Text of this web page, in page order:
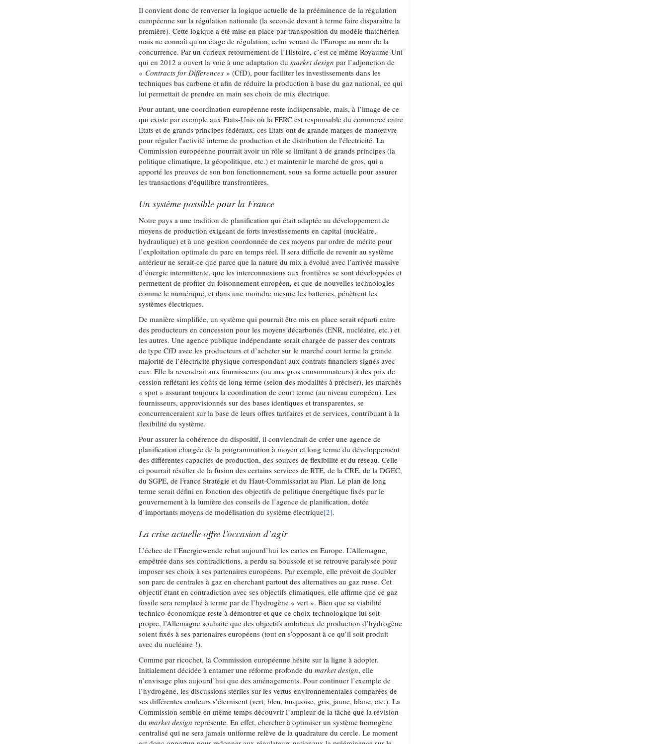
Il convient donc de renverser la logique actuelle de la prééminence de la régulation
européenne sur la régulation nationale (la seconde devant à terme faire disparaître la
première). Cette logique a été mise en place par transposition du modèle thatchérien
mais ne connaît qu'un étage de régulation, celui venant de l'Europe au nom de la
concurrence. Par un curieux retournement de l’Histoire, c’est ce même Royaume-Uni
qui en 2012 a ouvert la voie à une adaptation dumarket design par l’adjonction de
« Contracts for Differences » (CfD), pour faciliter les investissements dans les
techniques bas carbone et afin de réduire la production à base du gaz national, ce qui
lui permettait de prendre en main ses choix de mix électrique.
Pour autant, une coordination européenne reste indispensable, mais, à l’image de ce
qui existe par exemple aux Etats-Unis où la FERC est responsable du commerce entre
Etats et de grands principes fédéraux, ces Etats ont de grande marges de manœuvre
pour réguler l'activité interne de production et de distribution de l'électricité. La
Commission européenne pourrait avoir un rôle se limitant à de grands principes (la
politique climatique, la géopolitique, etc.) et maintenir le marché de gros, qui a
apporté les preuves de son bon fonctionnement, sous sa forme actuelle pour assurer
les transactions d'équilibre transfrontières.
Un système possible pour la France
Notre pays a une tradition de planification qui était adaptée au développement de
moyens de production exigeant de forts investissements en capital (nucléaire,
hydraulique) et à une gestion coordonnée de ces moyens par ordre de mérite pour
l’exploitation optimale du parc en temps réel. Il sera difficile de revenir au système
antérieur ne serait-ce que parce que la nature du mix a évolué avec l’arrivée massive
d’énergie intermittente, que les interconnexions aux frontières se sont développées et
permettent de profiter du foisonnement européen, et que de nouvelles technologies
comme le numérique, et dans une moindre mesure les batteries, pénètrent les
systèmes électriques.
De manière simplifiée, un système qui pourrait être mis en place serait réparti entre
des producteurs en concession pour les moyens décarbonés (ENR, nucléaire, etc.) et
les autres. Une agence publique indépendante serait chargée de passer des contrats
de type CfD avec les producteurs et d’acheter sur le marché court terme la grande
majorité de l’électricité physique correspondant aux contrats financiers signés avec
eux. Elle la revendrait aux fournisseurs (ou aux gros consommateurs) à des prix de
cession reflétant les coûts de long terme (selon des modalités à préciser), les marchés
« spot » assurant toujours la coordination de court terme (au niveau européen). Les
fournisseurs, approvisionnés sur des bases identiques et transparentes, se
concurrenceraient sur la base de leurs offres tarifaires et de services, contribuant à la
flexibilité du système.
Pour assurer la cohérence du dispositif, il conviendrait de créer une agence de
planification chargée de la programmation à moyen et long terme du développement
des différentes capacités de production, des sources de flexibilité et du réseau. Celle-
ci pourrait résulter de la fusion des certains services de RTE, de la CRE, de la DGEC,
du SGPE, de France Stratégie et du Haut-Commissariat au Plan. Le plan de long
terme serait défini en fonction des objectifs de politique énergétique fixés par le
gouvernement à la lumière des conseils de l’agence de planification, dotée
d’importants moyens de modélisation du système électrique[2].
La crise actuelle offre l’occasion d’agir
L’échec de l’Energiewende rebat aujourd’hui les cartes en Europe. L’Allemagne,
empêtrée dans ses contradictions, a perdu sa boussole et se retrouve paralysée pour
imposer ses choix à ses partenaires européens. Par exemple, elle prévoit de doubler
son parc de centrales à gaz en cherchant partout des alternatives au gaz russe. Cet
objectif étant en contradiction avec ses objectifs climatiques, elle affirme que ce gaz
fossile sera remplacé à terme par de l’hydrogène « vert ». Bien que sa viabilité
technico-économique reste à démontrer et que ce choix technologique lui soit
propre, l’Allemagne souhaite que des objectifs ambitieux de production d’hydrogène
soient fixés à ses partenaires européens (tout en s’opposant à ce qu’il soit produit
avec du nucléaire !).
Comme par ricochet, la Commission européenne hésite sur la ligne à adopter.
Initialement décidée à entamer une réforme profonde dumarket design, elle
n’envisage plus aujourd’hui que des aménagements. Pour continuer l’exemple de
l’hydrogène, les discussions stériles sur les vertus environnementales comparées de
ses différentes couleurs s’éternisent (vert, bleu, turquoise, gris, jaune, blanc, etc.). La
Commission semble en même temps découvrir l’ampleur de la tâche que la révision
dumarket design représente. En effet, chercher à optimiser un système homogène
centralisé qui ne sera jamais uniforme relève de la quadrature du cercle. Le moment